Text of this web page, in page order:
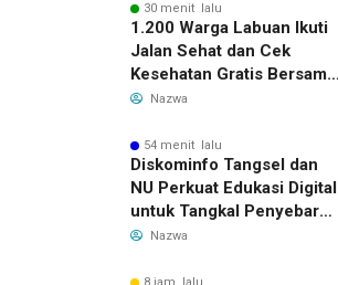
30 menit lalu
1.200 Warga Labuan Ikuti
Jalan Sehat dan Cek
Kesehatan Gratis Bersama
Gubernur Banten
Nazwa
54 menit lalu
Diskominfo Tangsel dan
NU Perkuat Edukasi Digital
untuk Tangkal Penyebaran
Hoaks
Nazwa